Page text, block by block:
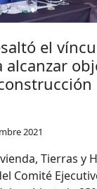
el
alcanzar
2021
Tierras y
Comité